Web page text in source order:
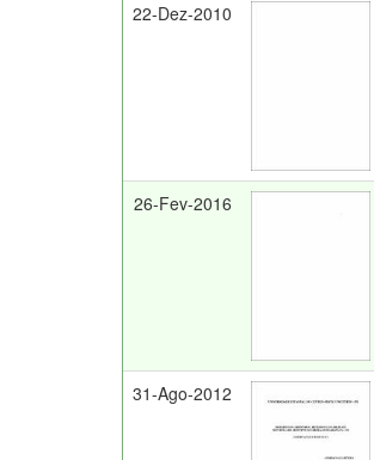
22-Dez-2010
26-Fev-2016
31-Ago-2012